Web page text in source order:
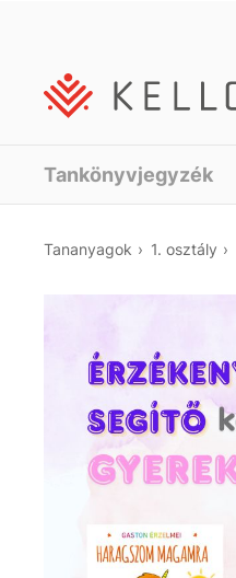
Tankönyvjegyzék
Tananyagok 1. osztály